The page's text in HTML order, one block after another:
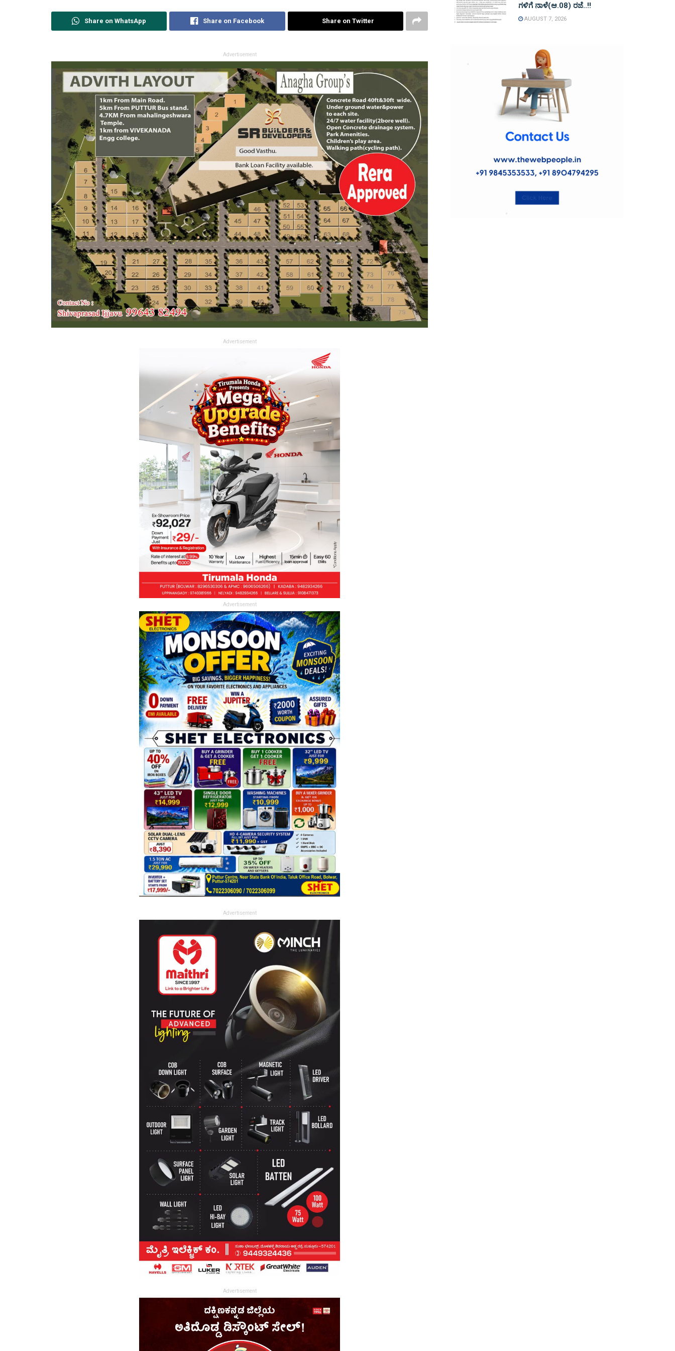
Share on WhatsApp Share on Facebook Share on Twitter
Advertisement
Advertisement
Advertisement
Advertisement
Advertisement
ಗಳಿಗೆ ನಾಳೆ(ಆ.08) ರಜೆ..!!
AUGUST 7, 2026